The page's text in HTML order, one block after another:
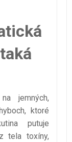
jemných,
ktoré
putuje
tela toxíny,